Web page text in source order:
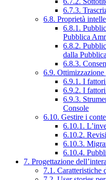
6.7.3.
6.8. Proprietà
6.8.1.
Pubblica
6.8.2.
dalla
6.8.3.
6.9.
6.9.1. I fattori
6.9.2. I fattori
6.9.3.
Console
6.10. Gestire i
6.10.1.
6.10.2.
6.10.3.
6.10.4.
7. Progettazione
7.1. Caratteristiche